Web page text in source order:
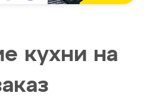
кухни на